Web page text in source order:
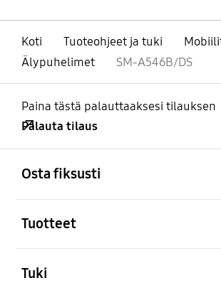
Koti Tuoteohjeet ja tuki
Älypuhelimet
SM-A546B/DS
Paina tästä palauttaaksesi tilauksen
Palauta tilaus
Osta fiksusti
Tuotteet
Tuki